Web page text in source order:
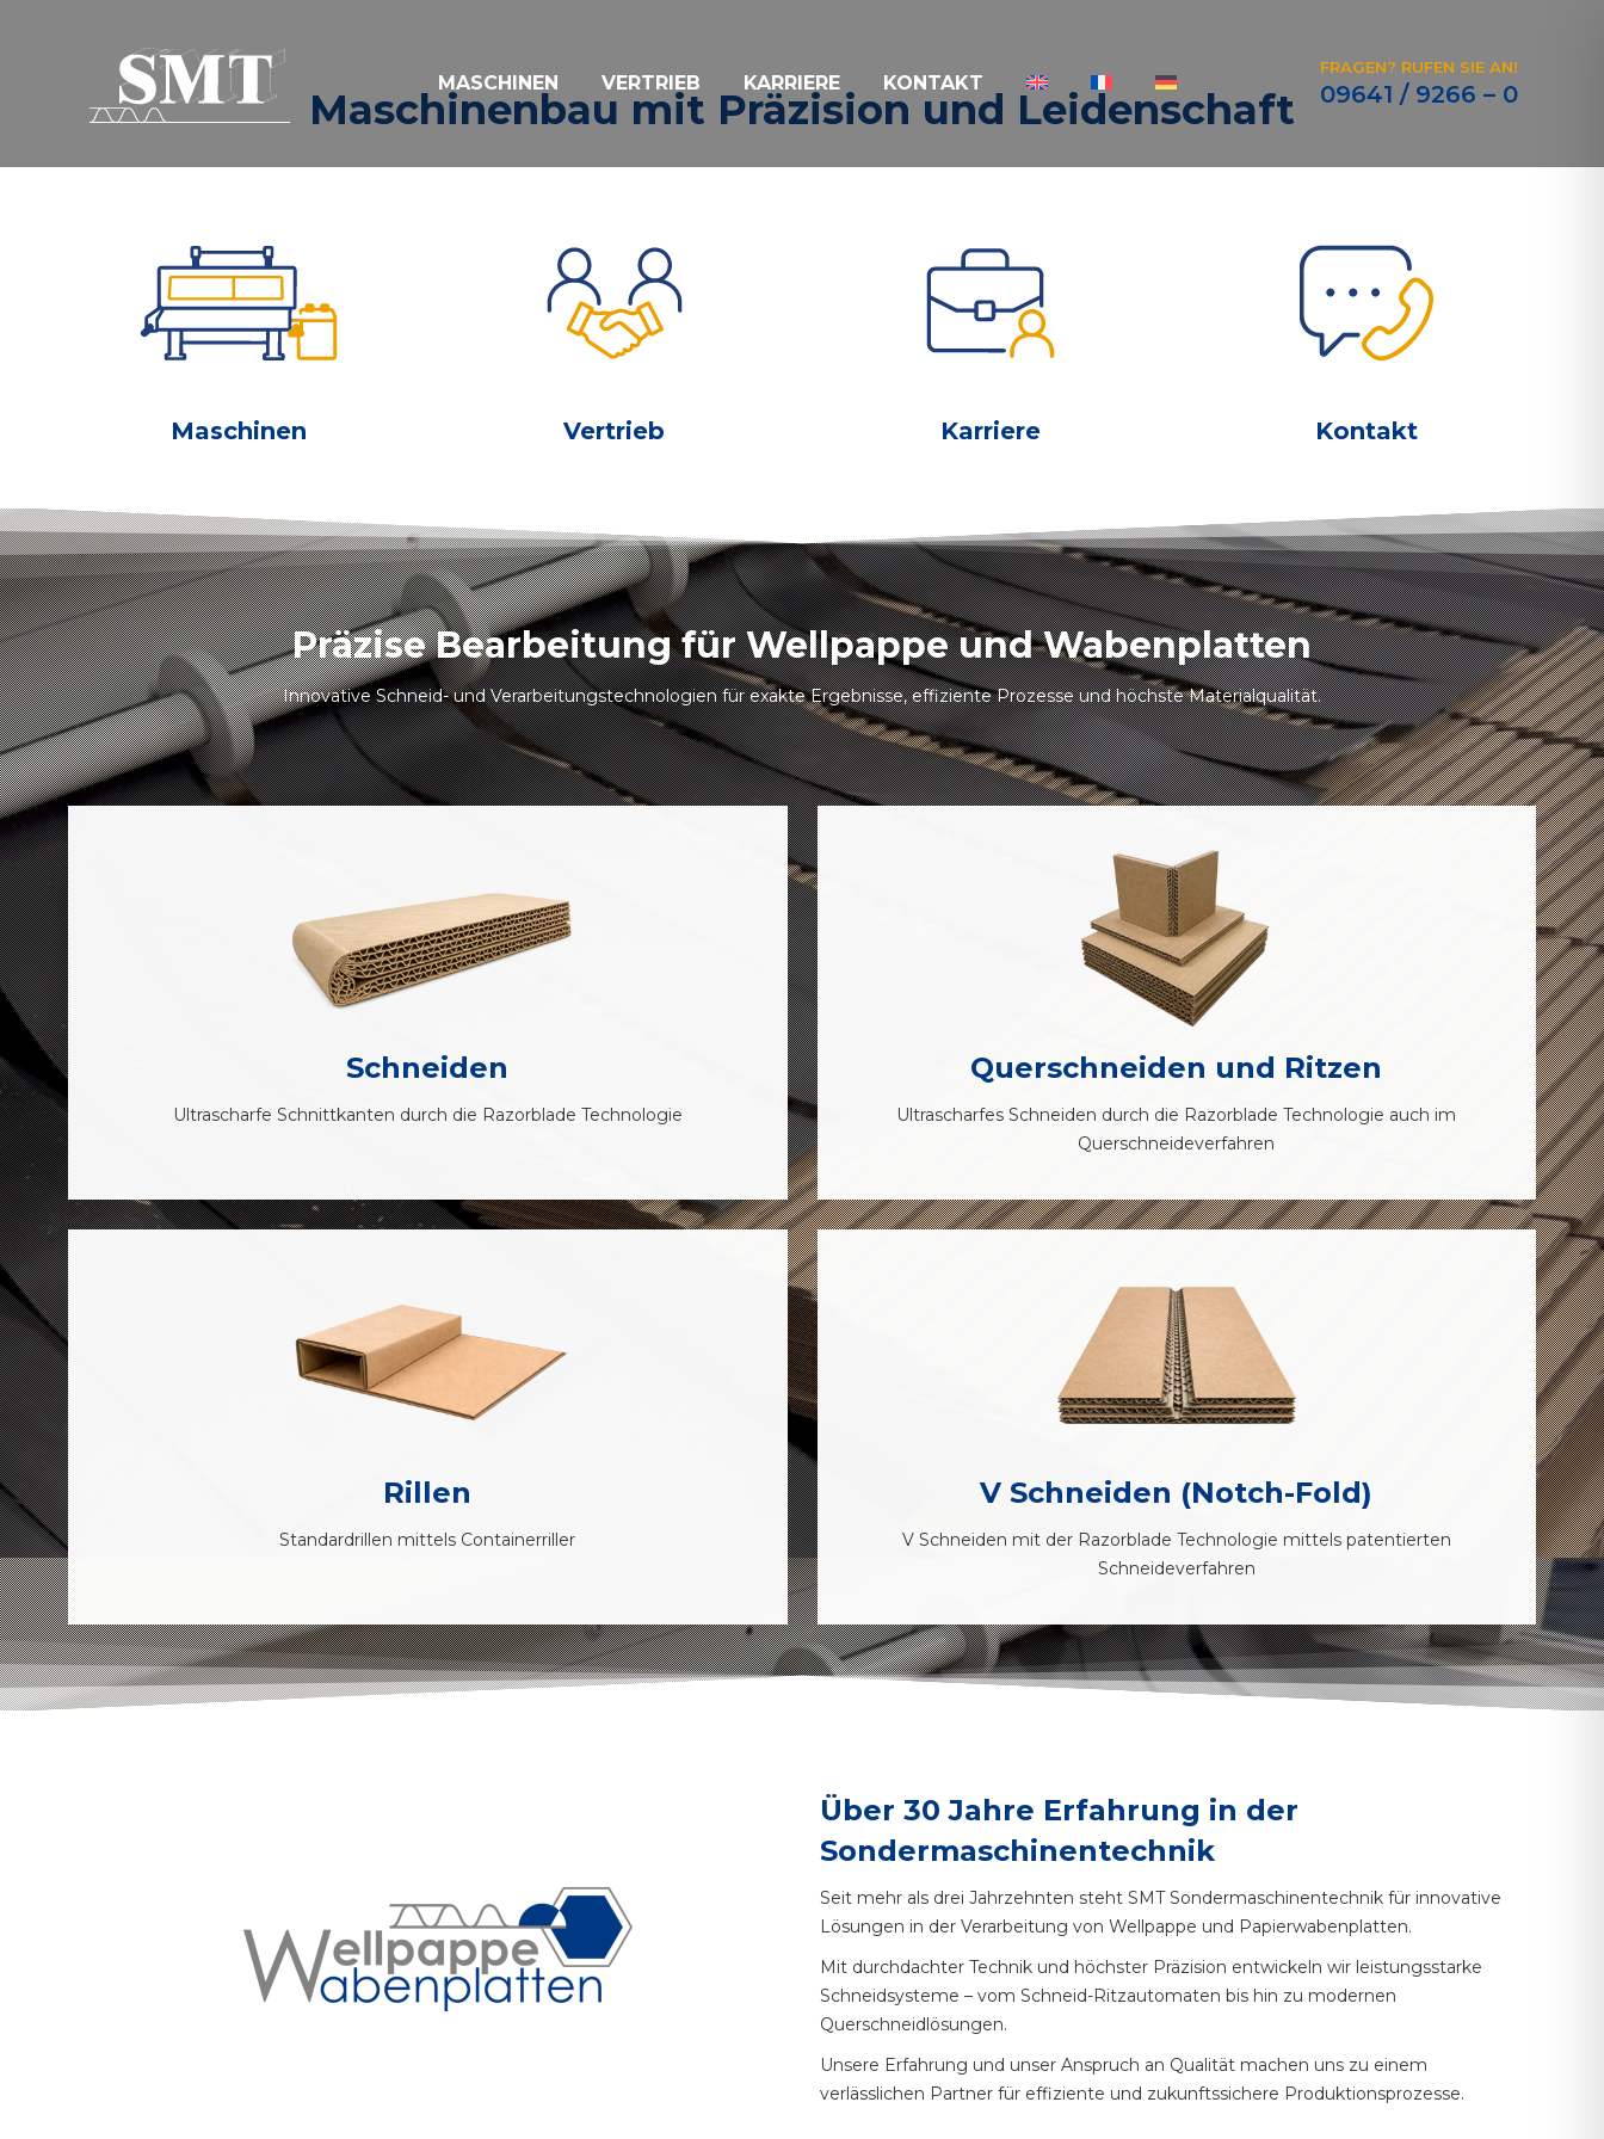
MASCHINEN VERTRIEB KARRIERE KONTAKT
FRAGEN? RUFEN SIE AN!
09641 / 9266 – 0
Maschinenbau mit Präzision und Leidenschaft
Maschinen Vertrieb Karriere Kontakt
Präzise Bearbeitung für Wellpappe und Wabenplatten
Innovative Schneid- und Verarbeitungstechnologien für exakte Ergebnisse, effiziente Prozesse und höchste Materialqualität.
Schneiden
Ultrascharfe Schnittkanten durch die Razorblade Technologie
Querschneiden und Ritzen
Ultrascharfes Schneiden durch die Razorblade Technologie auch im
Querschneideverfahren
Rillen
Standardrillen mittels Containerriller
V Schneiden (Notch-Fold)
V Schneiden mit der Razorblade Technologie mittels patentierten
Schneideverfahren
Über 30 Jahre Erfahrung in der
Sondermaschinentechnik
Seit mehr als drei Jahrzehnten steht SMT Sondermaschinentechnik für innovative
Lösungen in der Verarbeitung von Wellpappe und Papierwabenplatten.
Mit durchdachter Technik und höchster Präzision entwickeln wir leistungsstarke
Schneidsysteme – vom Schneid-Ritzautomaten bis hin zu modernen
Querschneidlösungen.
Unsere Erfahrung und unser Anspruch an Qualität machen uns zu einem
verlässlichen Partner für effiziente und zukunftssichere Produktionsprozesse.